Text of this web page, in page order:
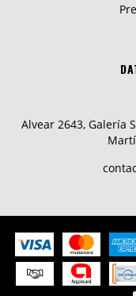
Alvear 2643, Galería